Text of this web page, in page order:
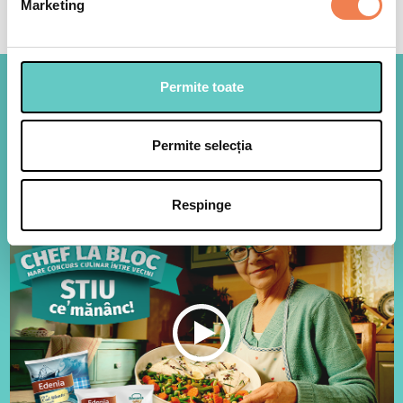
Marketing
Permite toate
Permite selecția
Respinge
Legumele Edenia, la fel de
proaspete ca atunci cand sunt